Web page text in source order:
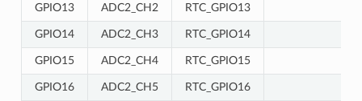
GPIO13 ADC2_CH2 RTC_GPIO13
GPIO14 ADC2_CH3 RTC_GPIO14
GPIO15 ADC2_CH4 RTC_GPIO15
GPIO16 ADC2_CH5 RTC_GPIO16